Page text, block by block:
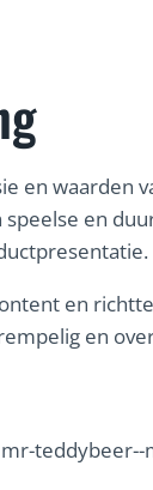
en waarden
en
en
en